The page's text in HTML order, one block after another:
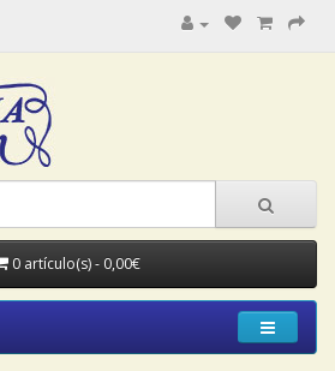
0 artículo(s) - 0,00€